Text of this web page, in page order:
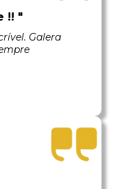
!! "
Galera